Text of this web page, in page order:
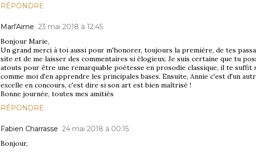
RÉPONDRE
Marl'Aime 23 mai 2018 à 12:45
Bonjour Marie,
Un grand merci à toi aussi pour m'honorer, toujours la première, de tes
site et de me laisser des commentaires si élogieux. Je suis certaine que tu
atouts pour être une remarquable poétesse en prosodie classique, il te suffit
comme moi d'en apprendre les principales bases. Ensuite, Annie c'est d'un
excelle en concours, c'est dire si son art est bien maîtrisé !
Bonne journée, toutes mes amitiès
RÉPONDRE
Fabien Charrasse 24 mai 2018 à 00:15
Bonjour,